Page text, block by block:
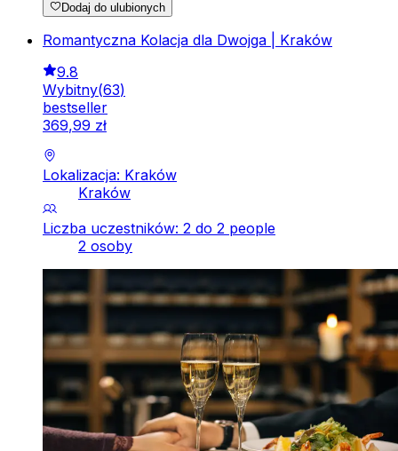
Dodaj do ulubionych
Romantyczna Kolacja dla Dwojga | Kraków
9.8
Wybitny(63)
bestseller
369,99 zł
Lokalizacja: Kraków
Kraków
Liczba uczestników: 2 do 2 people
2 osoby